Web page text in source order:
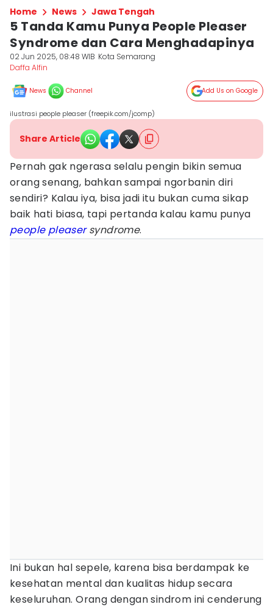
Home News Jawa Tengah
5 Tanda Kamu Punya People Pleaser
Syndrome dan Cara Menghadapinya
02 Jun 2025, 08:48 WIB Kota Semarang
Daffa Alfin
News Channel Add Us on Google
ilustrasi people pleaser (freepik.com/jcomp)
Share Article
Pernah gak ngerasa selalu pengin bikin semua
orang senang, bahkan sampai ngorbanin diri
sendiri? Kalau iya, bisa jadi itu bukan cuma sikap
baik hati biasa, tapi pertanda kalau kamu punya
people pleasersyndrome.
Ini bukan hal sepele, karena bisa berdampak ke
kesehatan mental dan kualitas hidup secara
keseluruhan. Orang dengan sindrom ini cenderung